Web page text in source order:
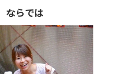
ならでは